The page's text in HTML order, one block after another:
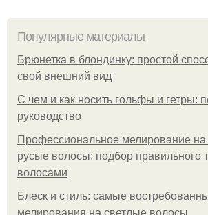
Популярные материалы
Брюнетка в блондинку: простой
свой внешний вид
С чем и как носить гольфы и гетры:
руководство
Профессиональное мелирование на
русые волосы: подбор правильного
волосами
Блеск и стиль: самые